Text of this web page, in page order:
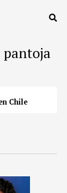
pantoja
Chile